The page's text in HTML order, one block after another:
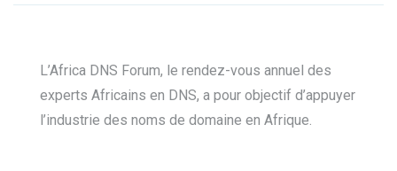
L’Africa DNS Forum, le rendez-vous annuel des
experts Africains en DNS, a pour objectif d’appuyer
l’industrie des noms de domaine en Afrique.